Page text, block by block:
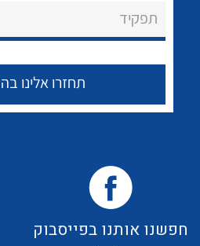
צור קשר
תפקיד
חפשנו אותנו בפייסבוק